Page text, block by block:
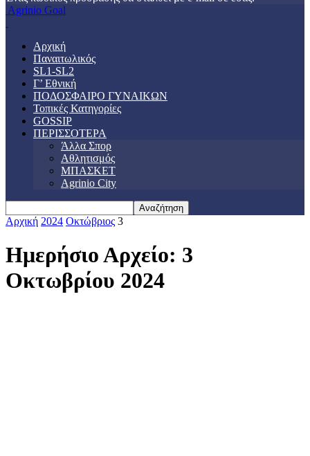
Agrinio Goal
Αρχική
Παναιτωλικός
SL1-SL2
Γ’ Εθνική
ΠΟΔΟΣΦΑΙΡΟ ΓΥΝΑΙΚΩΝ
Τοπικές Κατηγορίες
GOSSIP
ΠΕΡΙΣΣΟΤΕΡΑ
Άλλα Σπορ
Αθλητισμός
ΜΠΑΣΚΕΤ
Agrinio City
Αρχική 2024 Οκτώβριος 3
Ημερήσιο Αρχείο: 3
Οκτωβρίου 2024